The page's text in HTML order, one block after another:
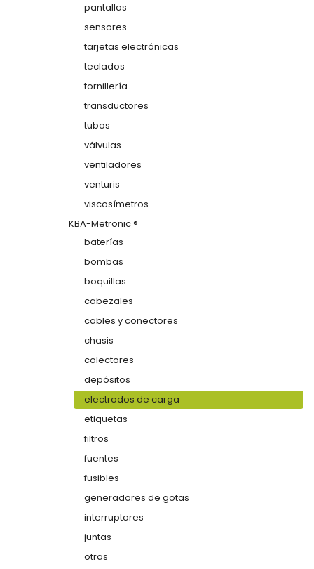
pantallas
sensores
tarjetas electrónicas
teclados
tornillería
transductores
tubos
válvulas
ventiladores
venturis
viscosímetros
KBA-Metronic ®
baterías
bombas
boquillas
cabezales
cables y conectores
chasis
colectores
depósitos
electrodos de carga
etiquetas
filtros
fuentes
fusibles
generadores de gotas
interruptores
juntas
otras